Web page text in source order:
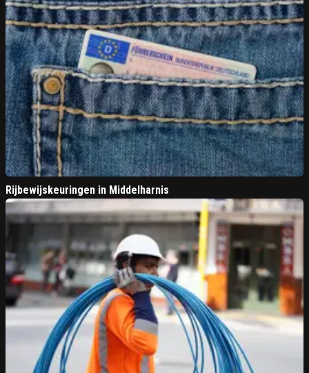
Rijbewijskeuringen in Middelharnis